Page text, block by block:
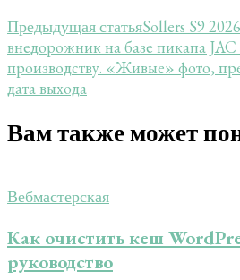
Предыдущая статьяSollers S9
внедорожник на базе пикапа JAC
производству. «Живые» фото,
дата выхода
Вам также может
Вебмастерская
Как очистить кеш
руководство